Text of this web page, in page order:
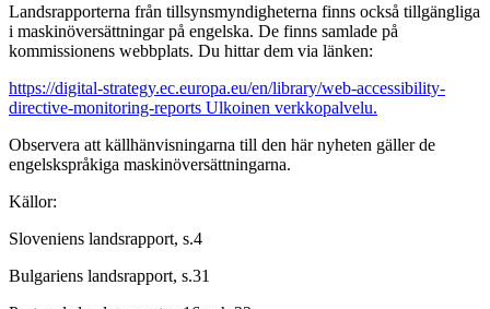
Landsrapporterna från tillsynsmyndigheterna finns också tillgängliga
i maskinöversättningar på engelska. De finns samlade på
kommissionens webbplats. Du hittar dem via länken:
https://digital-strategy.ec.europa.eu/en/library/web-accessibility-
directive-monitoring-reports Ulkoinen verkkopalvelu.
Observera att källhänvisningarna till den här nyheten gäller de
engelskspråkiga maskinöversättningarna.
Källor:
Sloveniens landsrapport, s.4
Bulgariens landsrapport, s.31